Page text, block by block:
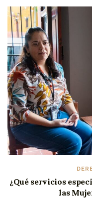
¿Qué servicios
las